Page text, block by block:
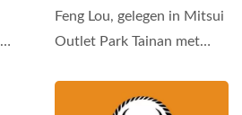
Feng Lou, gelegen in Mitsui
Outlet Park Tainan met